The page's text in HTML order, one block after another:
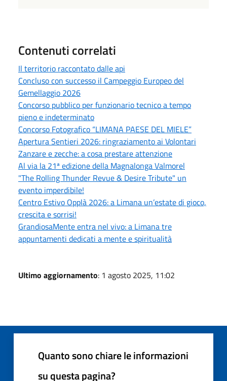
Contenuti correlati
Il territorio raccontato dalle api
Concluso con successo il Campeggio Europeo del
Gemellaggio 2026
Concorso pubblico per funzionario tecnico a tempo
pieno e indeterminato
Concorso Fotografico “LIMANA PAESE DEL MIELE”
Apertura Sentieri 2026: ringraziamento ai Volontari
Zanzare e zecche: a cosa prestare attenzione
Al via la 21ª edizione della Magnalonga Valmorel
"The Rolling Thunder Revue & Desire Tribute" un
evento imperdibile!
Centro Estivo Opplà 2026: a Limana un’estate di gioco,
crescita e sorrisi!
GrandiosaMente entra nel vivo: a Limana tre
appuntamenti dedicati a mente e spiritualità
Ultimo aggiornamento: 1 agosto 2025, 11:02
Quanto sono chiare le informazioni
su questa pagina?